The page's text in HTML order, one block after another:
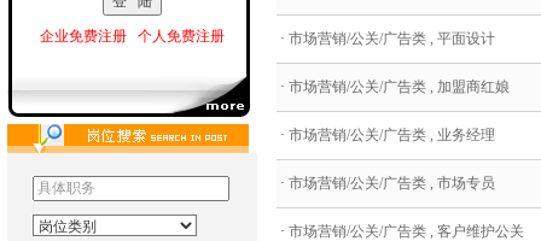
企业免费注册 个人免费注册 · 市场营销/公关/广告类 , 平面设计
· 市场营销/公关/广告类 , 加盟商红娘
· 市场营销/公关/广告类 , 业务经理
· 市场营销/公关/广告类 , 市场专员
· 市场营销/公关/广告类 , 客户维护公关